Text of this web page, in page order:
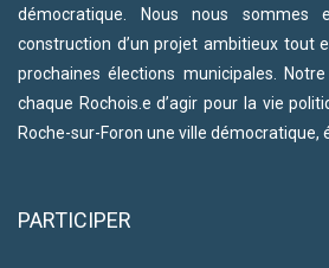
démocratique. Nous nous sommes
construction d’un projet ambitieux tout
prochaines élections municipales.
chaque Rochois.e d’agir pour la vie
Roche-sur-Foron une ville démocratique,
PARTICIPER